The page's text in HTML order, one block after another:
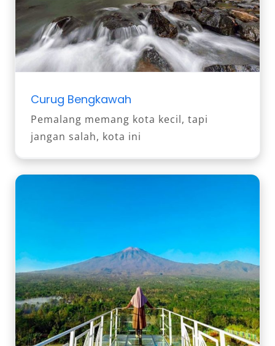
Curug Bengkawah
Pemalang memang kota kecil, tapi
jangan salah, kota ini